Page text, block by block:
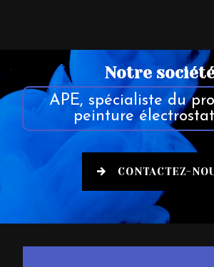
Notre
APE, spécialiste du
peinture
CONTACTEZ-